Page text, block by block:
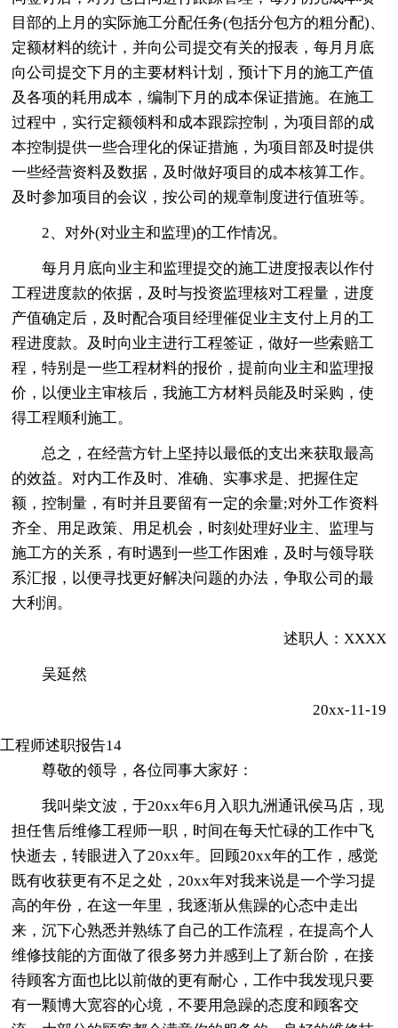
目部的上月的实际施工分配任务(包括分包方的粗分配)、
定额材料的统计，并向公司提交有关的报表，每月月底
向公司提交下月的主要材料计划，预计下月的施工产值
及各项的耗用成本，编制下月的成本保证措施。在施工
过程中，实行定额领料和成本跟踪控制，为项目部的成
本控制提供一些合理化的保证措施，为项目部及时提供
一些经营资料及数据，及时做好项目的成本核算工作。
及时参加项目的会议，按公司的规章制度进行值班等。
2、对外(对业主和监理)的工作情况。
每月月底向业主和监理提交的施工进度报表以作付
工程进度款的依据，及时与投资监理核对工程量，进度
产值确定后，及时配合项目经理催促业主支付上月的工
程进度款。及时向业主进行工程签证，做好一些索赔工
程，特别是一些工程材料的报价，提前向业主和监理报
价，以便业主审核后，我施工方材料员能及时采购，使
得工程顺利施工。
总之，在经营方针上坚持以最低的支出来获取最高
的效益。对内工作及时、准确、实事求是、把握住定
额，控制量，有时并且要留有一定的余量;对外工作资料
齐全、用足政策、用足机会，时刻处理好业主、监理与
施工方的关系，有时遇到一些工作困难，及时与领导联
系汇报，以便寻找更好解决问题的办法，争取公司的最
大利润。
述职人：XXXX
吴延然
20xx-11-19
工程师述职报告14
尊敬的领导，各位同事大家好：
我叫柴文波，于20xx年6月入职九洲通讯侯马店，现
担任售后维修工程师一职，时间在每天忙碌的工作中飞
快逝去，转眼进入了20xx年。回顾20xx年的工作，感觉
既有收获更有不足之处，20xx年对我来说是一个学习提
高的年份，在这一年里，我逐渐从焦躁的心态中走出
来，沉下心熟悉并熟练了自己的工作流程，在提高个人
维修技能的方面做了很多努力并感到上了新台阶，在接
待顾客方面也比以前做的更有耐心，工作中我发现只要
有一颗博大宽容的心境，不要用急躁的态度和顾客交